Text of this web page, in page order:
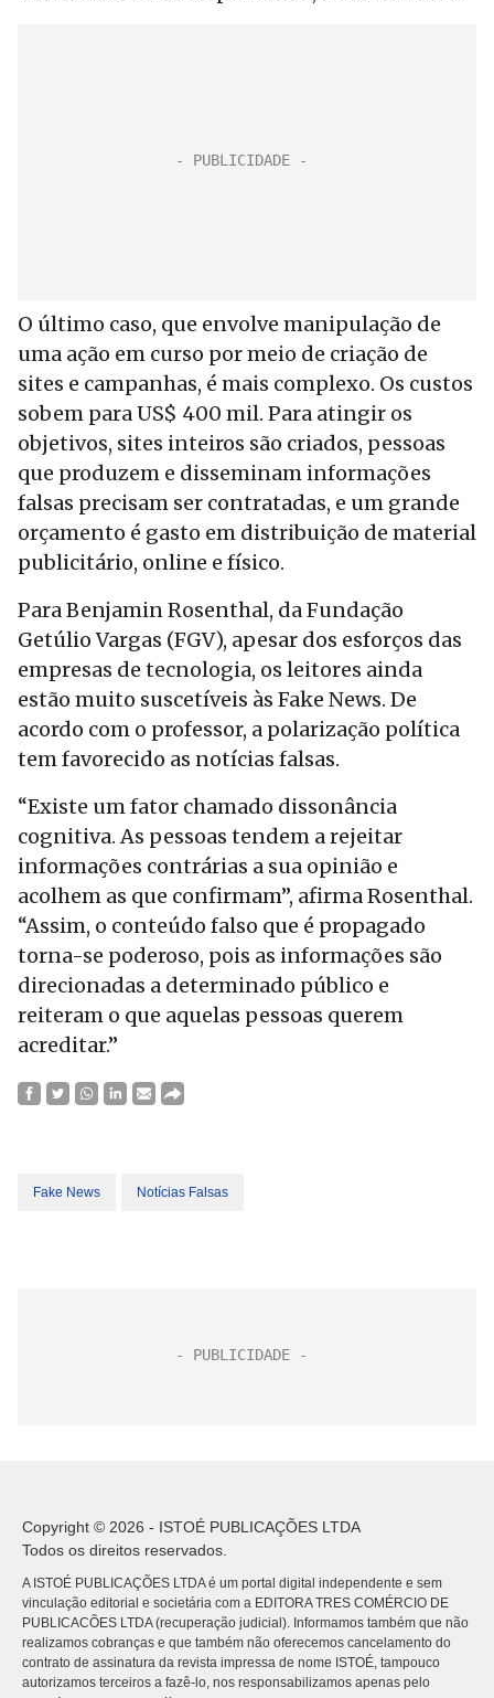
O último caso, que envolve manipulação de
uma ação em curso por meio de criação de
sites e campanhas, é mais complexo. Os custos
sobem para US$ 400 mil. Para atingir os
objetivos, sites inteiros são criados, pessoas
que produzem e disseminam informações
falsas precisam ser contratadas, e um grande
orçamento é gasto em distribuição de material
publicitário, online e físico.
Para Benjamin Rosenthal, da Fundação
Getúlio Vargas (FGV), apesar dos esforços das
empresas de tecnologia, os leitores ainda
estão muito suscetíveis às Fake News. De
acordo com o professor, a polarização política
tem favorecido as notícias falsas.
“Existe um fator chamado dissonância
cognitiva. As pessoas tendem a rejeitar
informações contrárias a sua opinião e
acolhem as que confirmam”, afirma Rosenthal.
“Assim, o conteúdo falso que é propagado
torna-se poderoso, pois as informações são
direcionadas a determinado público e
reiteram o que aquelas pessoas querem
acreditar.”
Fake News Notícias Falsas
Copyright © 2026 - ISTOÉ PUBLICAÇÕES LTDA
Todos os direitos reservados.
A ISTOÉ PUBLICAÇÕES LTDA é um portal digital independente e sem
vinculação editorial e societária com a EDITORA TRES COMÉRCIO DE
PUBLICACÕES LTDA (recuperação judicial). Informamos também que não
realizamos cobranças e que também não oferecemos cancelamento do
contrato de assinatura da revista impressa de nome ISTOÉ, tampouco
autorizamos terceiros a fazê-lo, nos responsabilizamos apenas pelo